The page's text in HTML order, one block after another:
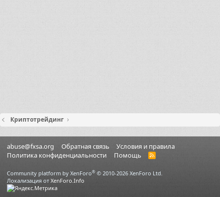
Криптотрейдинг
abuse@fxsa.org Обратная связь
Условия и правила
Политика конфиденциальности
Помощь
R
Community platform by XenForo® © 2010-2026 XenForo Ltd.
Локализация от XenForo.Info